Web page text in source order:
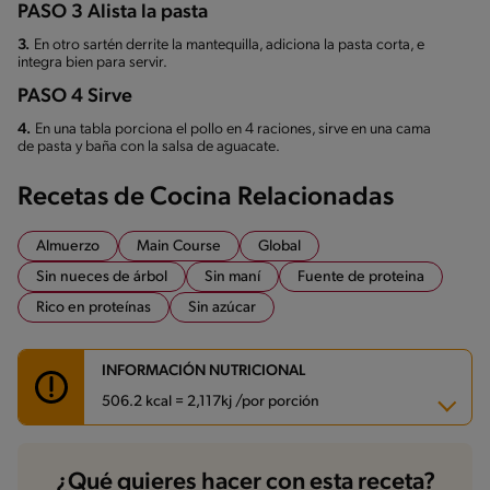
PASO 3 Alista la pasta
3. En otro sartén derrite la mantequilla, adiciona la pasta corta, e
integra bien para servir.
PASO 4 Sirve
4. En una tabla porciona el pollo en 4 raciones, sirve en una cama
de pasta y baña con la salsa de aguacate.
Recetas de Cocina Relacionadas
Almuerzo Main Course
Global
Sin nueces de árbol
Sin maní
Fuente de proteina
Rico en proteínas
Sin azúcar
INFORMACIÓN NUTRICIONAL
506.2 kcal = 2,117kj /por porción
Carbohidratos 52.1 g
¿Qué quieres hacer con esta receta?